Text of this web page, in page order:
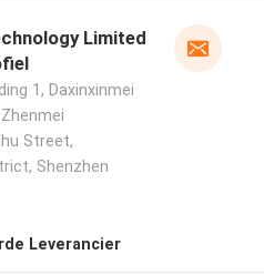
Limited
1, Daxinxinmei
Street,
Shenzhen
Leverancier